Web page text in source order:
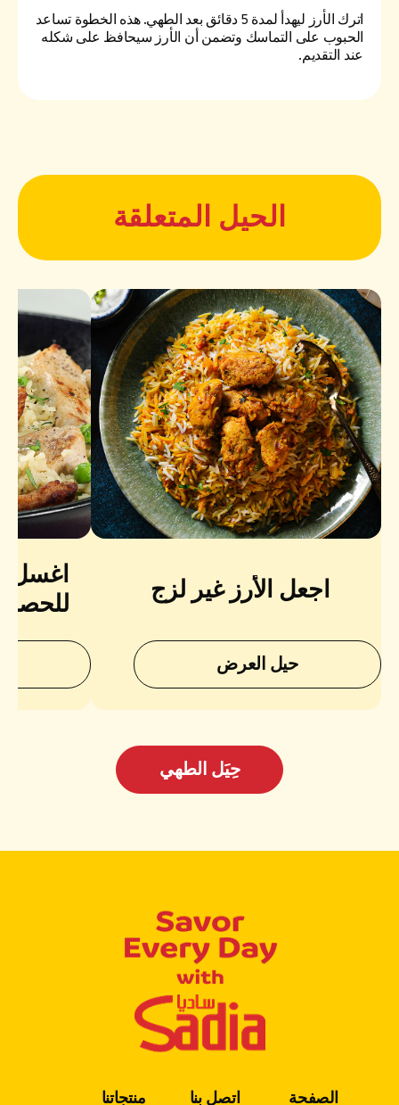
اترك الأرز ليهدأ لمدة 5 دقائق بعد الطهي. هذه الخطوة تساعد
الحبوب على التماسك وتضمن أن الأرز سيحافظ على شكله
عند التقديم.
الحيل المتعلقة
اجعل الأرز غير لزج
حيل العرض
اغسل
حِيَل الطهي
الصفحة اتصل بنا منتجاتنا